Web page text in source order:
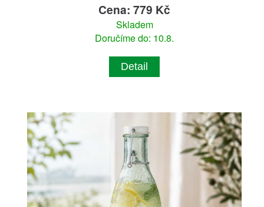
Cena: 779 Kč
Skladem
Doručíme do: 10.8.
Detail